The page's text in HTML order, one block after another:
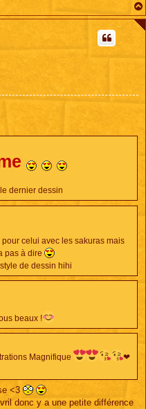
dernier dessin
celui avec les sakuras mais
pas à dire
de dessin hihi
beaux !
Magnifique
❤
<3
donc y a une petite différence